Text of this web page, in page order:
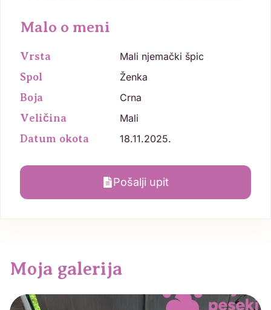
Malo o meni
Vrsta
Mali njemački špic
Spol
Ženka
Boja
Crna
Veličina
Mali
Datum okota
18.11.2025.
Pošalji upit
Moja galerija